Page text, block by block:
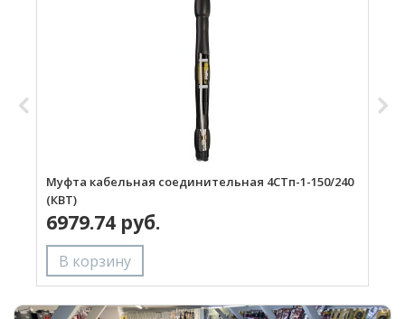
Муфта кабельная соединительная 4СТп-1-150/240
(КВТ)
6979.74 руб.